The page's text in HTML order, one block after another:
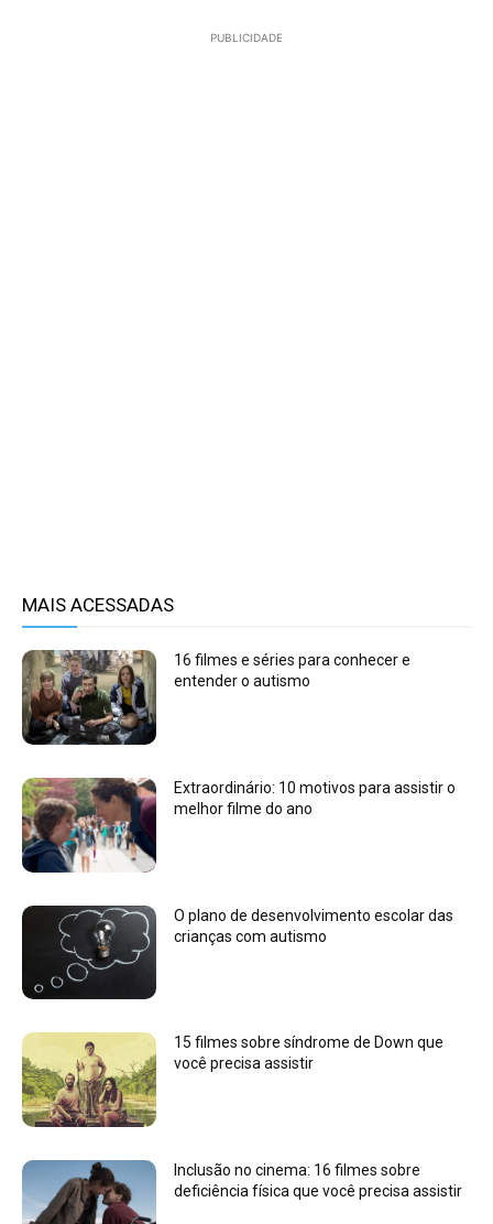
PUBLICIDADE
MAIS ACESSADAS
16 filmes e séries para conhecer e
entender o autismo
Extraordinário: 10 motivos para assistir o
melhor filme do ano
O plano de desenvolvimento escolar das
crianças com autismo
15 filmes sobre síndrome de Down que
você precisa assistir
Inclusão no cinema: 16 filmes sobre
deficiência física que você precisa assistir